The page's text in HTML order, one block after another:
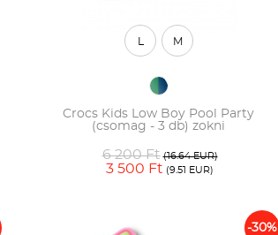
Crocs Kids Low Boy Pool Party
(csomag - 3 db) zokni
6 200 Ft (16.64 EUR)
3 500 Ft (9.51 EUR)
M
-30%